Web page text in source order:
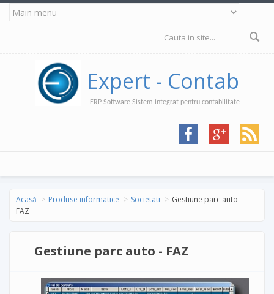
Mergi la conţinutul principal
Formular de
Expert - Contab
ERP Software Sistem integrat pentru contabilitate
Acasă Produse informatice Societati
Gestiune parc auto -
FAZ
Gestiune parc auto - FAZ